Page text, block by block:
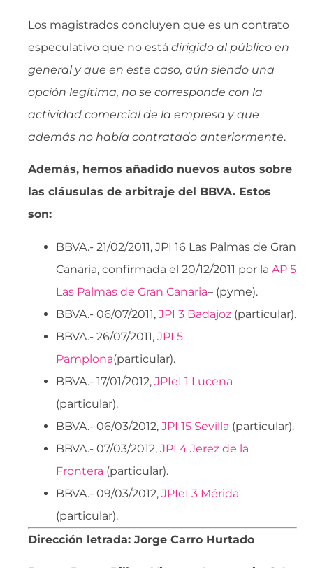
Los magistrados concluyen que es un contrato
especulativo que no está  dirigido al público en
general y que en este caso, aún siendo una
opción legítima, no se corresponde con la
actividad comercial de la empresa y que
además no había contratado anteriormente.
Además, hemos añadido nuevos autos sobre
las cláusulas de arbitraje del BBVA. Estos
son:
BBVA.- 21/02/2011, JPI 16 Las Palmas de Gran
Canaria, confirmada el 20/12/2011 por la AP 5
Las Palmas de Gran Canaria– (pyme).
BBVA.- 06/07/2011, JPI 3 Badajoz (particular).
BBVA.- 26/07/2011, JPI 5
Pamplona(particular).
BBVA.- 17/01/2012, JPIeI 1 Lucena
(particular).
BBVA.- 06/03/2012, JPI 15 Sevilla (particular).
BBVA.- 07/03/2012, JPI 4 Jerez de la
Frontera (particular).
BBVA.- 09/03/2012, JPIeI 3 Mérida
(particular).
Dirección letrada: Jorge Carro Hurtado